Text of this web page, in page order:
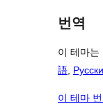
번역
이 테마는
語
이 테마